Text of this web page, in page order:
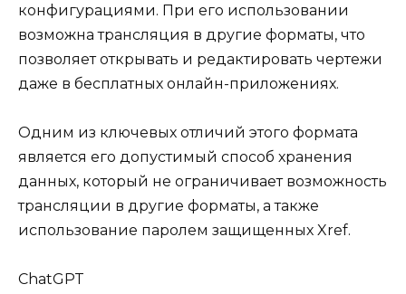
конфигурациями. При его использовании
возможна трансляция в другие форматы, что
позволяет открывать и редактировать чертежи
даже в бесплатных онлайн-приложениях.
Одним из ключевых отличий этого формата
является его допустимый способ хранения
данных, который не ограничивает возможность
трансляции в другие форматы, а также
использование паролем защищенных Xref.
ChatGPT